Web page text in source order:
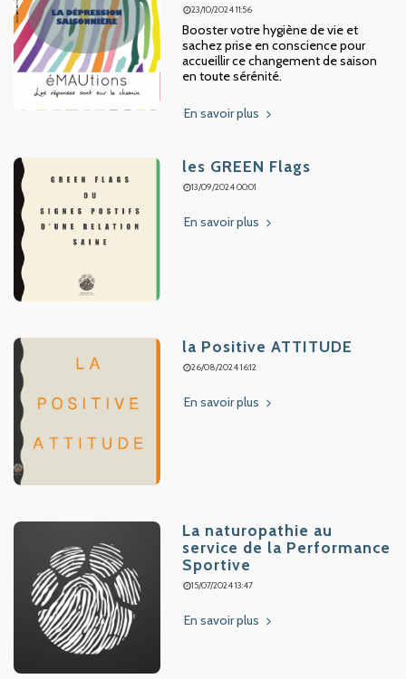
23/10/2024 11:56
Booster votre hygiène de vie et
sachez prise en conscience pour
accueillir ce changement de saison
en toute sérénité.
En savoir plus
les GREEN Flags
13/09/2024 00:01
En savoir plus
la Positive ATTITUDE
26/08/2024 16:12
En savoir plus
La naturopathie au
service de la Performance
Sportive
15/07/2024 13:47
En savoir plus